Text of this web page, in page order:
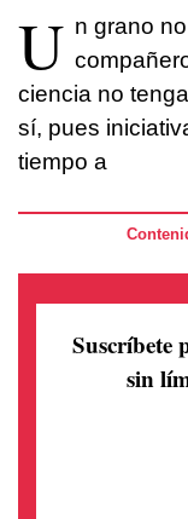
U n grano
ciencia no
sí, pues
tiempo a
Suscríbete
sin